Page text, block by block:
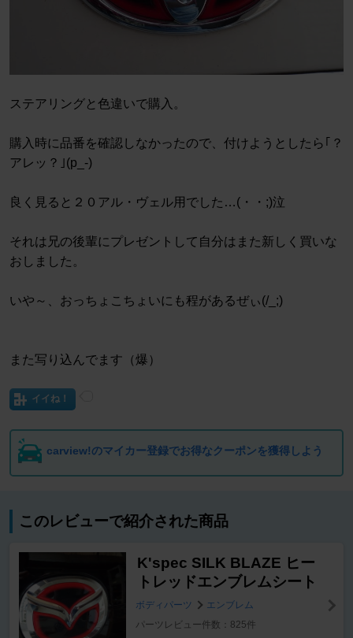
ステアリングと色違いで購入。
購入時に品番を確認しなかったので、付けようとしたら｢？
アレッ？｣(p_-)
良く見ると２０アル・ヴェル用でした…(・・;)泣
それは兄の後輩にプレゼントして自分はまた新しく買いな
おしました。
いや～、おっちょこちょいにも程があるぜぃ(/_;)
また写り込んでます（爆）
イイね！
carview!のマイカー登録でお得なクーポンを獲得しよう
このレビューで紹介された商品
K'spec SILK BLAZE ヒー
トレッドエンブレムシート
ボディパーツ
エンブレム
パーツレビュー件数：825件